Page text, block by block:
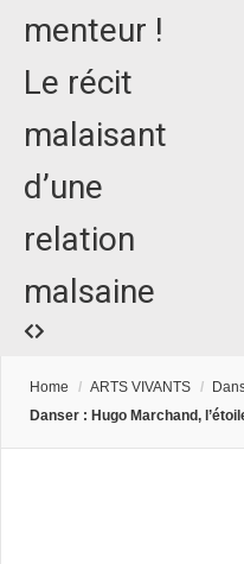
menteur !
Le récit
malaisant
d’une
relation
malsaine
Home / ARTS VIVANTS /
Danser : Hugo Marchand,